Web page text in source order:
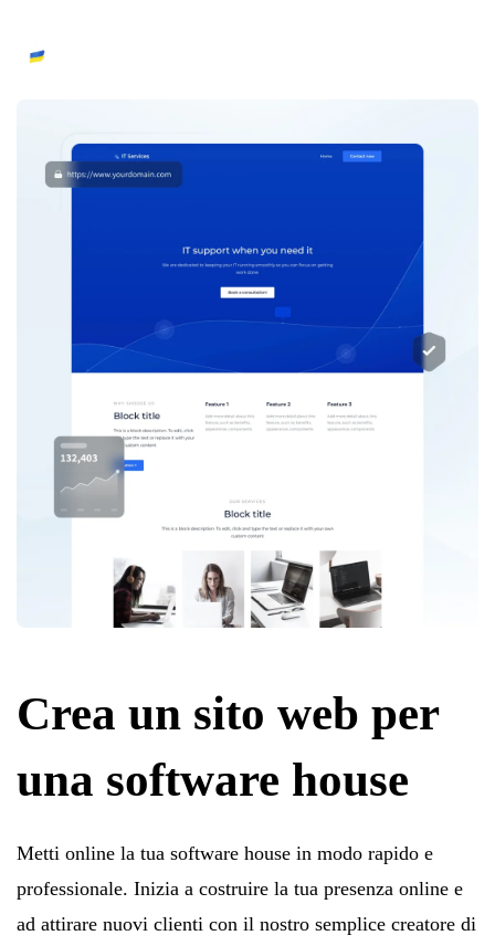
Crea un sito web per
una software house
Metti online la tua software house in modo rapido e
professionale. Inizia a costruire la tua presenza online e
ad attirare nuovi clienti con il nostro semplice creatore di